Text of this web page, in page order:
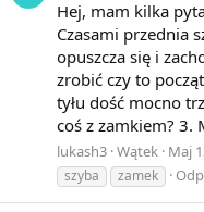
Hej, mam kilka
Czasami przednia
opuszcza się i
zrobić czy to
tyłu dość mocno
coś z zamkiem? 3.
lukash3 Wątek Maj
szyba
zamek